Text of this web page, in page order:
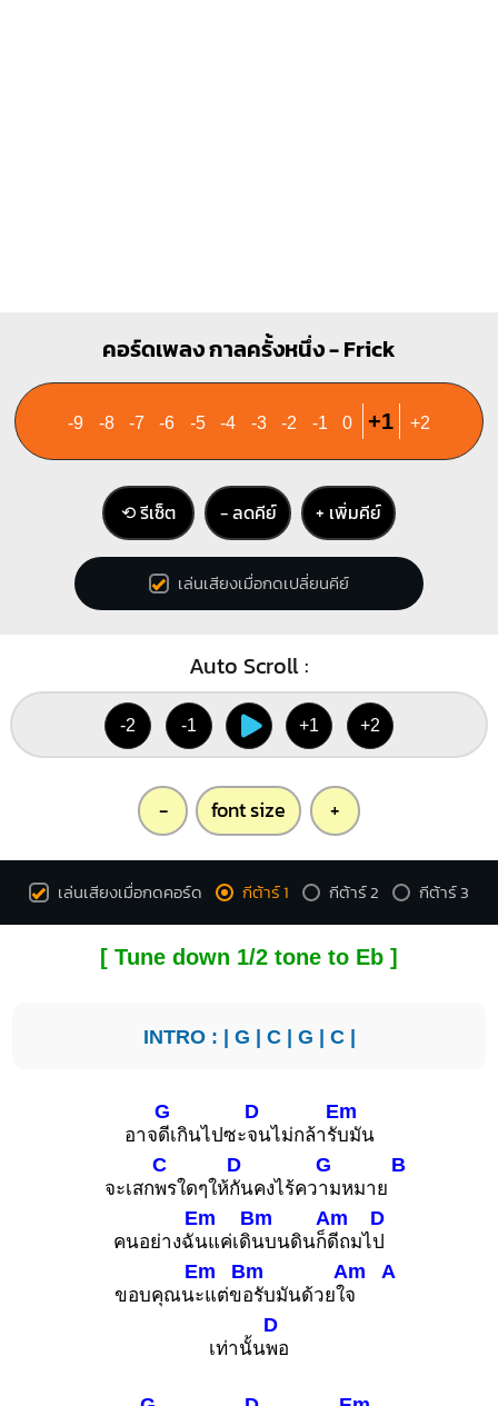
คอร์ดเพลง กาลครั้งหนึ่ง - Frick
-9 -8 -7 -6 -5 -4 -3 -2 -1 0 +1 +2
⟲ รีเซ็ต − ลดคีย์ + เพิ่มคีย์
เล่นเสียงเมื่อกดเปลี่ยนคีย์
Auto Scroll :
-2 -1 +1 +2
- font size +
เล่นเสียงเมื่อกดคอร์ด กีต้าร์ 1 กีต้าร์ 2 กีต้าร์ 3
[ Tune down 1/2 tone to Eb ]
INTRO : | G | C| G | C|
อาจ
G
ดีเกินไปซะ
D
จนไม่กล้ารั
Em
บมัน
จะเสก
C
พรใดๆให้
D
กันคงไร้คว
G
ามหมาย
B
คนอย่างฉั
Em
นแค่เดิ
Bm
นบนดินก็
Am
ดีถมไ
D
ป
ขอบคุณน
Em
ะแต่ข
Bm
อรับมันด้วยใ
Am
จ
A
เท่านั้น
D
พอ